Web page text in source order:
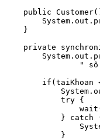
public
}
private
" số tiền = "
if(taiKhoan <
try {
wait(); //
} catch
}